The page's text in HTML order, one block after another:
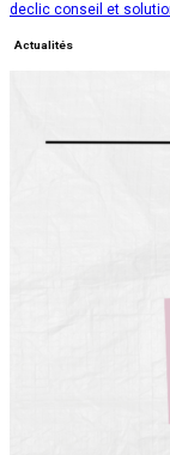
declic conseil et
Actualités